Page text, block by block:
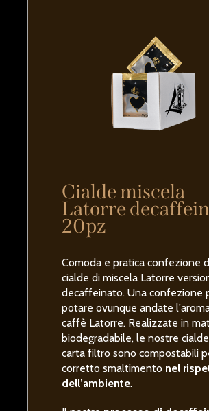
Cialde miscela
Latorre
20pz
Comoda e pratica confezione
cialde di miscela Latorre
decaffeinato. Una confezione
potare ovunque andate
caffè Latorre. Realizzate in
biodegradabile, le nostre
carta filtro sono compostabili
corretto smaltimento nel
dell’ambiente.